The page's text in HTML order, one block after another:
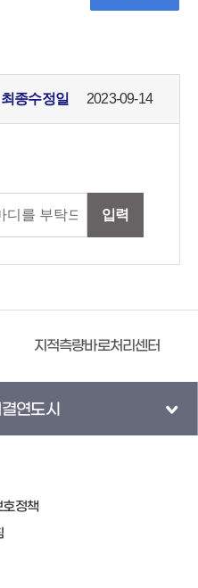
최종수정일 2023-09-14
입력
지적측량바로처리센터
연도시
정책